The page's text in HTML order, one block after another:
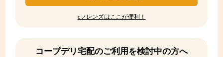
eフレンズはここが便利！
コープデリ宅配のご利用を検討中の方へ